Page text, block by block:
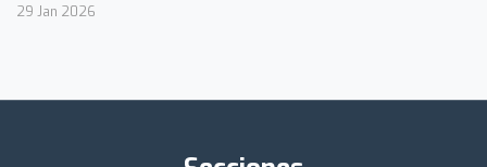
29 Jan 2026